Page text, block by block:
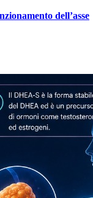
dell’asse